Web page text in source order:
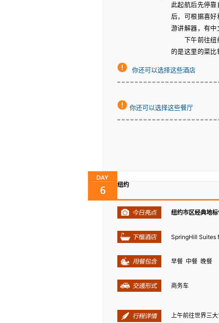
此起航后先停
后，可根据喜
游讲解器，有
下午前往纽
的是这里的菜
你还可以选择这些酒店
你还可以选择这些餐厅
纽约
纽约市区经典地
SpringHill Suites
早餐 中餐 晚餐
商务车
上午前往世界三